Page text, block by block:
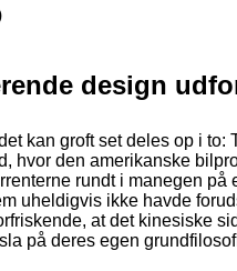
design
kan groft set deles op i to:
hvor den amerikanske
rundt i manegen på
uheldigvis ikke havde
at det kinesiske
på deres egen